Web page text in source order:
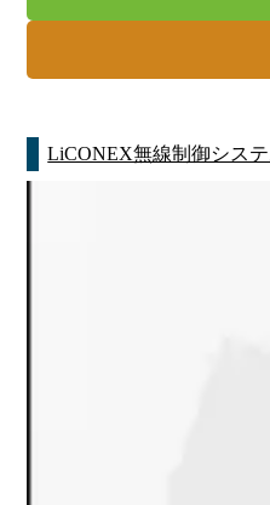
LiCONEX無線制御シス